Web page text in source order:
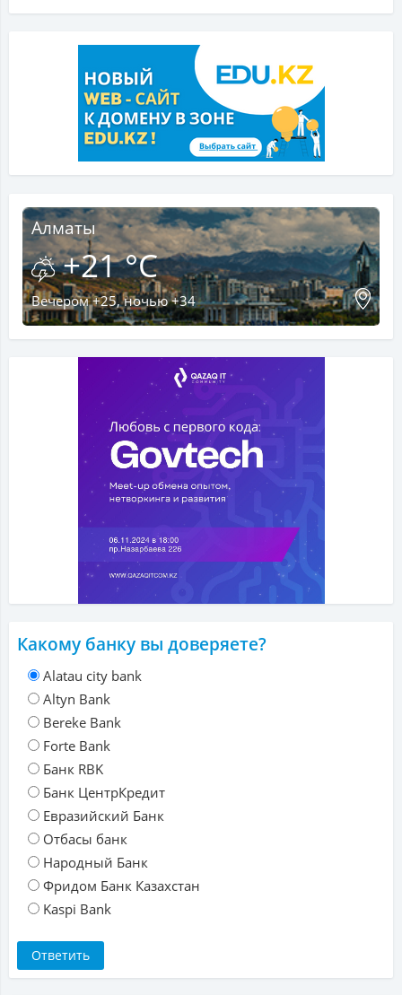
Алматы
+21 °C
Вечером +25, ночью +34
Какому банку вы доверяете?
Alatau city bank
Altyn Bank
Bereke Bank
Forte Bank
Банк RBK
Банк ЦентрКредит
Евразийский Банк
Отбасы банк
Народный Банк
Фридом Банк Казахстан
Kaspi Bank